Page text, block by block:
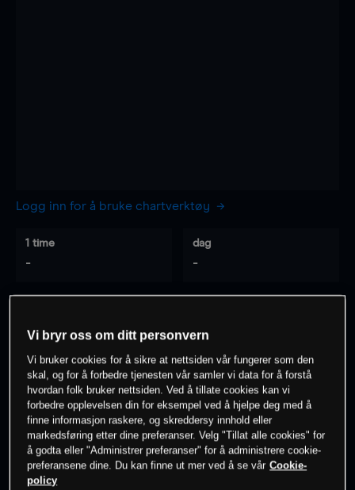
Logg inn for å bruke chartverktøy
1 time
-
dag
-
- -
0% av kunder erpå dette instrumentet
Søk om konto
Vi bryr oss om ditt personvern
Vi bruker cookies for å sikre at nettsiden vår fungerer som den
skal, og for å forbedre tjenesten vår samler vi data for å forstå
hvordan folk bruker nettsiden. Ved å tillate cookies kan vi
forbedre opplevelsen din for eksempel ved å hjelpe deg med å
finne informasjon raskere, og skreddersy innhold eller
markedsføring etter dine preferanser. Velg "Tillat alle cookies" for
å godta eller "Administrer preferanser" for å administrere cookie-
preferansene dine. Du kan finne ut mer ved å se vår Cookie-
policy